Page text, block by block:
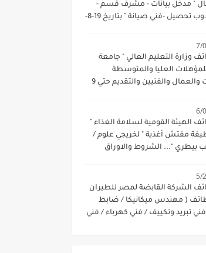
" مدخل بيانات - مشرف قسم -
عمال -مندوب تحصيل -فني صيانة " بتاريخ 19-8-
7/
وزارة التعليم العالي " جامعة
العليا والمتوسطة
والدبلومات والعمال والفنيين والتقديم حتي 9
6/
الهيئة القومية لسلامة الغذاء "
مفتش أغذية " لخريجي علوم /
بيطري "... الشروط والاوراق
5/
الشركة القابضة لمصر للطيران
( مهندس ميكانيكا / ضابط
تبريد وتكييف / فني كهرباء / فني